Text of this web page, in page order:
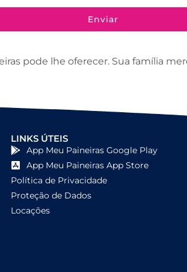
Enviar
pode lhe oferecer. Sua família
LINKS ÚTEIS
App Meu Paineiras Google Play
App Meu Paineiras App Store
Política de Privacidade
Proteção de Dados
Locações